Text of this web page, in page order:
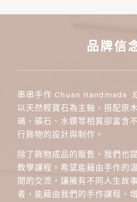
品牌信
串串手作 Chuan Handmade
以天然輕寶石為主軸，搭配原
璃、礦石、水鑽等相異卻富含
行飾物的設計與制作。
除了飾物成品的販售，我們也
教學課程。希望能藉由手作的
間的交流，讓擁有不同人生故
者，能藉由我們的手作課程，